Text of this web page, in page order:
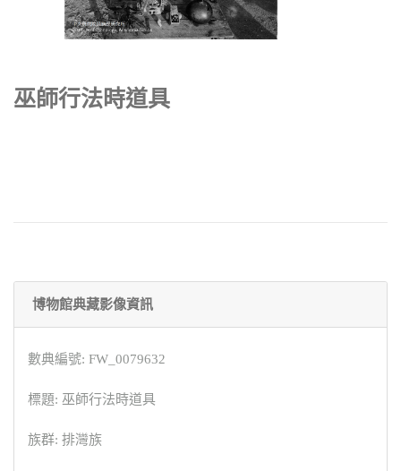
巫師行法時道具
博物館典藏影像資訊
數典編號: FW_0079632
標題: 巫師行法時道具
族群: 排灣族